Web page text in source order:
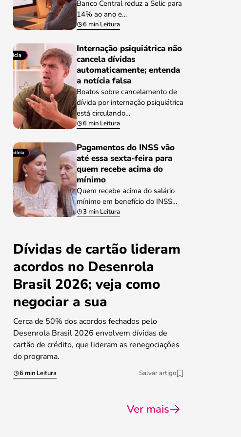
Banco Central reduz a Selic para
14% ao ano e…
6 min Leitura
Internação psiquiátrica não
cancela dívidas
automaticamente; entenda
a notícia falsa
Boatos sobre cancelamento de
dívida por internação psiquiátrica
está circulando…
6 min Leitura
Pagamentos do INSS vão
até essa sexta-feira para
quem recebe acima do
mínimo
Quem recebe acima do salário
mínimo em benefício do INSS…
3 min Leitura
Dívidas de cartão lideram
acordos no Desenrola
Brasil 2026; veja como
negociar a sua
Cerca de 50% dos acordos fechados pelo
Desenrola Brasil 2026 envolvem dívidas de
cartão de crédito, que lideram as renegociações
do programa.
6 min Leitura Salvar artigo
Ver mais